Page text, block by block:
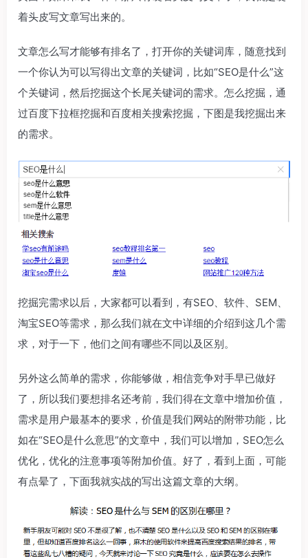
着头皮写文章写出来的。
文章怎么写才能够有排名了，打开你的关键词库，随意找到
一个你认为可以写得出文章的关键词，比如“SEO是什么”这
个关键词，然后挖掘这个长尾关键词的需求。怎么挖掘，通
过百度下拉框挖掘和百度相关搜索挖掘，下图是我挖掘出来
的需求。
挖掘完需求以后，大家都可以看到，有SEO、软件、SEM、
淘宝SEO等需求，那么我们就在文中详细的介绍到这几个需
求，对于一下，他们之间有哪些不同以及区别。
另外这么简单的需求，你能够做，相信竞争对手早已做好
了，所以我们要想排名还考前，我们得在文章中增加价值，
需求是用户最基本的要求，价值是我们网站的附带功能，比
如在“SEO是什么意思”的文章中，我们可以增加，SEO怎么
优化，优化的注意事项等附加价值。好了，看到上面，可能
有点晕了，下面我就实战的写出这篇文章的大纲。